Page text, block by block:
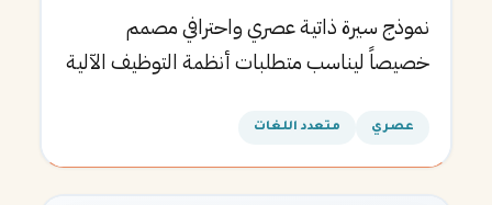
نموذج سيرة ذاتية عصري واحترافي مصمم
خصيصاً ليناسب متطلبات أنظمة التوظيف الآلية
عصري متعدد اللغات